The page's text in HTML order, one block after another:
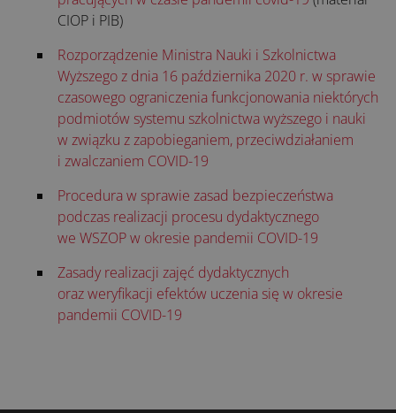
CIOP i PIB)
Rozporządzenie Ministra Nauki i Szkolnictwa
Wyższego z dnia 16 października 2020 r. w sprawie
czasowego ograniczenia funkcjonowania niektórych
podmiotów systemu szkolnictwa wyższego i nauki
w związku z zapobieganiem, przeciwdziałaniem
i zwalczaniem COVID-19
Procedura w sprawie zasad bezpieczeństwa
podczas realizacji procesu dydaktycznego
we WSZOP w okresie pandemii COVID-19
Zasady realizacji zajęć dydaktycznych
oraz weryfikacji efektów uczenia się w okresie
pandemii COVID-19